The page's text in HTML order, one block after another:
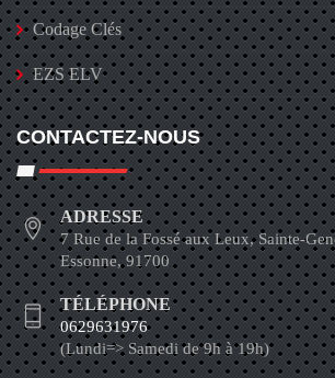
Codage Clés
EZS ELV
CONTACTEZ-NOUS
ADRESSE
7 Rue de la Fossé aux Leux, Sainte-
Essonne, 91700
TÉLÉPHONE
0629631976
(Lundi=> Samedi de 9h à 19h)